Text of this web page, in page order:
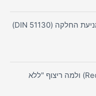
מדע החיכוך: המדריך ההנדסי לתקני מניעת החלקה (DIN 51130)
מדע החיתוך: מהו אריח מנוסר (Rectified) ולמה ריצוף "ללא